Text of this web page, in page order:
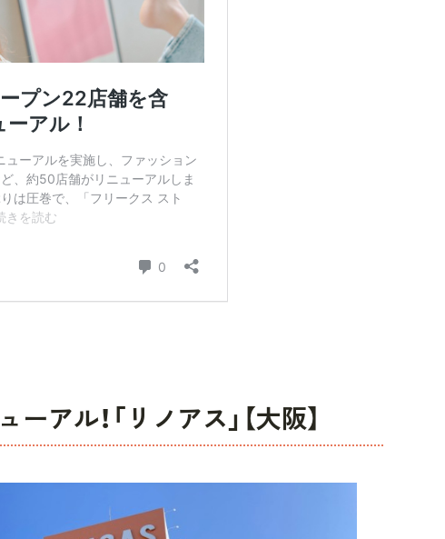
アル！「リノアス」【大阪】